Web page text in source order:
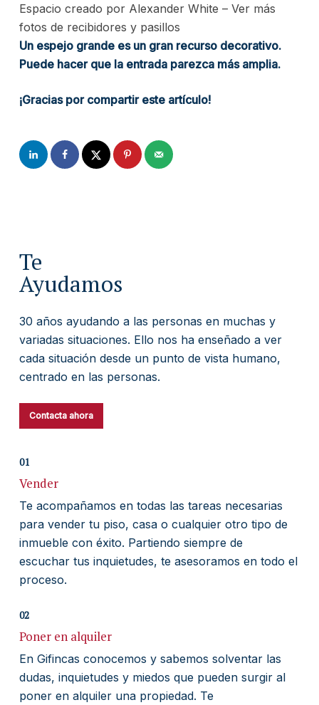
Espacio creado por Alexander White – Ver más
fotos de recibidores y pasillos
Un espejo grande es un gran recurso decorativo.
Puede hacer que la entrada parezca más amplia.
¡Gracias por compartir este artículo!
Te
Ayudamos
30 años ayudando a las personas en muchas y
variadas situaciones. Ello nos ha enseñado a ver
cada situación desde un punto de vista humano,
centrado en las personas.
Contacta ahora
01
Vender
Te acompañamos en todas las tareas necesarias
para vender tu piso, casa o cualquier otro tipo de
inmueble con éxito. Partiendo siempre de
escuchar tus inquietudes, te asesoramos en todo el
proceso.
02
Poner en alquiler
En Gifincas conocemos y sabemos solventar las
dudas, inquietudes y miedos que pueden surgir al
poner en alquiler una propiedad. Te